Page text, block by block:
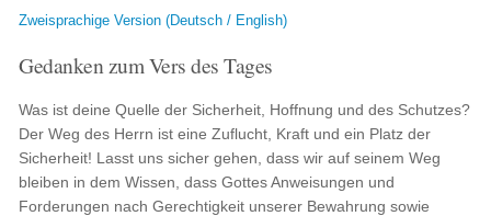
Zweisprachige Version (Deutsch / English)
Gedanken zum Vers des Tages
Was ist deine Quelle der Sicherheit, Hoffnung und des Schutzes?
Der Weg des Herrn ist eine Zuflucht, Kraft und ein Platz der
Sicherheit! Lasst uns sicher gehen, dass wir auf seinem Weg
bleiben in dem Wissen, dass Gottes Anweisungen und
Forderungen nach Gerechtigkeit unserer Bewahrung sowie